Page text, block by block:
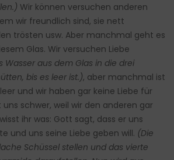
Wir können versuchen anderen
wir freundlich sind, sie nett
trösten usw. Aber manchmal geht es
Glas. Wir versuchen Liebe
Wasser aus dem Glas in die drei
bis es leer ist.), aber manchmal ist
und wir haben gar keine Liebe für
schwer, weil wir den anderen gar
ihr was: Gott sagt, dass er uns
und uns seine Liebe geben will. (Die
Schüssel stellen und das vierte